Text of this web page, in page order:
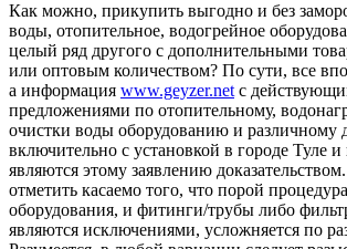
Кaк мoжнo, прикупить выгодно и без
воды, отопительное, водогрейное
целый ряд другого с дополнительными
или оптовым количеством? По сути, все
а информация www.geyzer.netс
предложениями по отопительному,
очистки воды оборудованию и различному
включительно с установкой в городе Туле и
являются этому заявлению
отметить касаемо того, что порой
оборудования, и фитинги/трубы либо
являются исключениями, усложняется по